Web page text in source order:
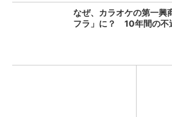
なぜ、カラオケの第一興
フラ」に？ 10年間の不